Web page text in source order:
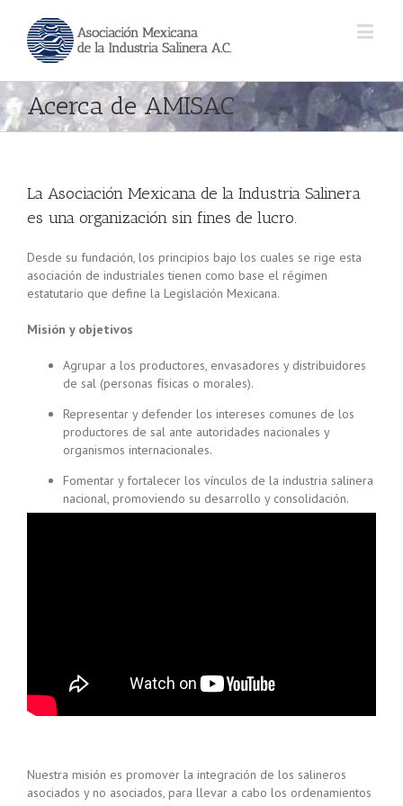
Acerca de AMISAC
La Asociación Mexicana de la Industria Salinera
es una organización sin fines de lucro.
Desde su fundación, los principios bajo los cuales se rige esta
asociación de industriales tienen como base el régimen
estatutario que define la Legislación Mexicana.
Misión y objetivos
Agrupar a los productores, envasadores y distribuidores
de sal (personas físicas o morales).
Representar y defender los intereses comunes de los
productores de sal ante autoridades nacionales y
organismos internacionales.
Fomentar y fortalecer los vínculos de la industria salinera
nacional, promoviendo su desarrollo y consolidación.
Nuestra misión es promover la integración de los salineros
asociados y no asociados, para llevar a cabo los ordenamientos